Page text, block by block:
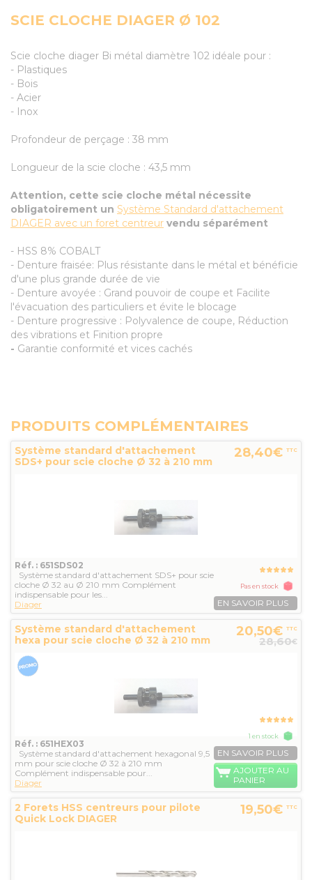
SCIE CLOCHE DIAGER Ø 102
Scie cloche diager Bi métal diamètre 102 idéale pour :
- Plastiques
- Bois
- Acier
- Inox
Profondeur de perçage : 38 mm
Longueur de la scie cloche : 43,5 mm
Attention, cette scie cloche métal nécessite
obligatoirement un Système Standard d'attachement
DIAGER avec un foret centreur vendu séparément
- HSS 8% COBALT
- Denture fraisée: Plus résistante dans le métal et bénéficie
d'une plus grande durée de vie
- Denture avoyée : Grand pouvoir de coupe et Facilite
l'évacuation des particuliers et évite le blocage
- Denture progressive : Polyvalence de coupe, Réduction
des vibrations et Finition propre
- Garantie conformité et vices cachés
PRODUITS COMPLÉMENTAIRES
Système standard d'attachement
SDS+ pour scie cloche Ø 32 à 210 mm
28,40€ TTC
Réf. : 651SDS02
Système standard d'attachement SDS+ pour scie
cloche Ø 32 au Ø 210 mm Complément
indispensable pour les...
Diager
Pas en stock
EN SAVOIR PLUS
Système standard d'attachement
hexa pour scie cloche Ø 32 à 210 mm
20,50€ TTC
28,60€
Réf. : 651HEX03
Système standard d'attachement hexagonal 9,5
mm pour scie cloche Ø 32 à 210 mm
Complément indispensable pour...
Diager
1 en stock
EN SAVOIR PLUS
AJOUTER AU
PANIER
2 Forets HSS centreurs pour pilote
Quick Lock DIAGER
19,50€ TTC